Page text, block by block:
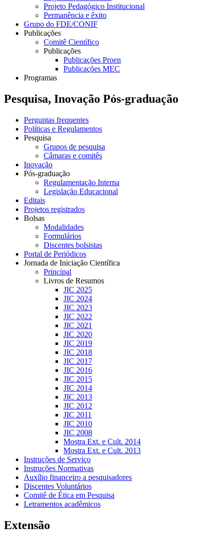
Projeto Pedagógico Institucional
Permanência e êxito
Grupo do FDE/CONIF
Publicações
Comitê Científico
Publicações
Publicações Proen
Publicações MEC
Programas
Pesquisa, Inovação Pós-graduação
Perguntas frequentes
Políticas e Regulamentos
Pesquisa
Grupos de pesquisa
Câmaras e comitês
Inovação
Pós-graduação
Regulamentação Interna
Legislação Educacional
Editais
Projetos registrados
Bolsas
Modalidades
Formulários
Discentes bolsistas
Portal de Periódicos
Jornada de Iniciação Científica
Principal
Livros de Resumos
JIC 2025
JIC 2024
JIC 2023
JIC 2022
JIC 2021
JIC 2020
JIC 2019
JIC 2018
JIC 2017
JIC 2016
JIC 2015
JIC 2014
JIC 2013
JIC 2012
JIC 2011
JIC 2010
JIC 2008
Mostra Ext. e Cult. 2014
Mostra Ext. e Cult. 2013
Instruções de Serviço
Instruções Normativas
Auxílio financeiro a pesquisadores
Discentes Voluntários
Comitê de Ética em Pesquisa
Letramentos acadêmicos
Extensão